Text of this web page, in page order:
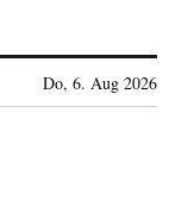
Do, 6. Aug 2026